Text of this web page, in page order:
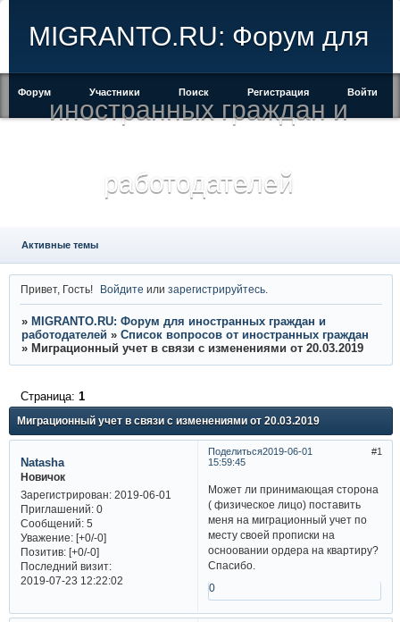
MIGRANTO.RU: Форум для
иностранных граждан и
работодателей
Форум Участники Поиск Регистрация Войти
Активные темы
Привет, Гость! Войдите илизарегистрируйтесь
» MIGRANTO.RU: Форум для иностранных граждан и
работодателей » Список вопросов от иностранных граждан
» Миграционный учет в связи с изменениями от 20.03.2019
Миграционный учет в связи с изменениями от 20.03.2019
Страница: 1
Поделиться 1
2019-06-01
15:59:45
Natasha
Новичок
Зарегистрирован: 2019-06-01
Приглашений:0
Сообщений:5
Уважение: [+0/-0]
Позитив: [+0/-0]
Последний визит:
2019-07-23 12:22:02
Может ли принимающая сторона
( физическое лицо) поставить
меня на миграционный учет по
месту своей прописки на
осноовании ордера на квартиру?
Спасибо.
0